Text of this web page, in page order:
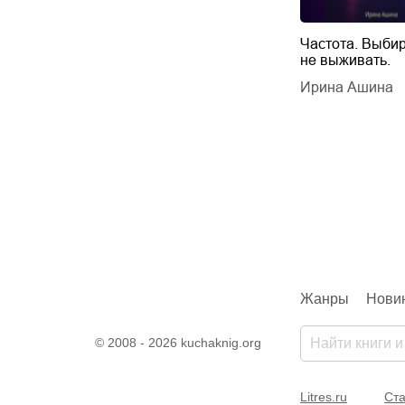
Частота.
не выживать.
Ирина Ашина
© 2008 - 2026 kuchaknig.org
Жанры
Litres.ru